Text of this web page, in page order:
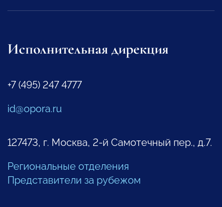
Исполнительная дирекция
+7 (495) 247 4777
id@opora.ru
127473, г. Москва, 2-й Самотечный пер., д.7.
Региональные отделения
Представители за рубежом